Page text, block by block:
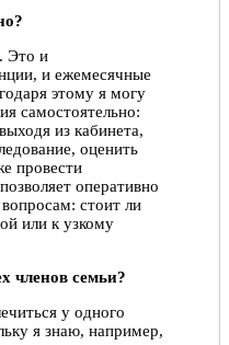
Это и
и ежемесячные
этому я могу
самостоятельно:
из кабинета,
оценить
провести
оперативно
стоит ли
или к узкому
членов семьи?
у одного
я знаю, например,